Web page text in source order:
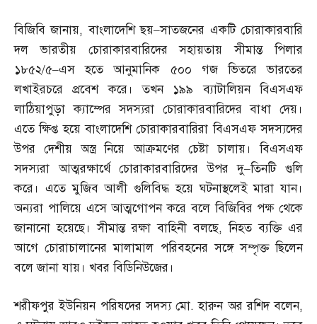
বিজিবি জানায়,বাংলাদেশি ছয়–সাতজনের একটি চোরাকারবারি
দল ভারতীয় চোরাকারবারিদের সহায়তায় সীমান্ত পিলার
১৮৫২/৫–এস হতে আনুমানিক ৫০০ গজ ভিতরে ভারতের
লখাইরচরে প্রবেশ করে। তখন ১৯৯ ব্যাটালিয়ন বিএসএফ
লাঠিয়াপুড়া ক্যাম্পের সদস্যরা চোরাকারবারিদের বাধা দেয়।
এতে ক্ষিপ্ত হয়ে বাংলাদেশি চোরাকারবারিরা বিএসএফ সদস্যদের
উপর দেশীয় অস্ত্র নিয়ে আক্রমণের চেষ্টা চালায়। বিএসএফ
সদস্যরা আত্মরক্ষার্থে চোরাকারবারিদের উপর দু–তিনটি গুলি
করে। এতে মুজিব আলী গুলিবিদ্ধ হয়ে ঘটনাস্থলেই মারা যান।
অন্যরা পালিয়ে এসে আত্মগোপন করে বলে বিজিবির পক্ষ থেকে
জানানো হয়েছে। সীমান্ত রক্ষা বাহিনী বলছে,নিহত ব্যক্তি এর
আগে চোরাচালানের মালামাল পরিবহনের সঙ্গে সম্পৃক্ত ছিলেন
বলে জানা যায়। খবর বিডিনিউজের।
শরীফপুর ইউনিয়ন পরিষদের সদস্য মো.হারুন অর রশিদ বলেন,